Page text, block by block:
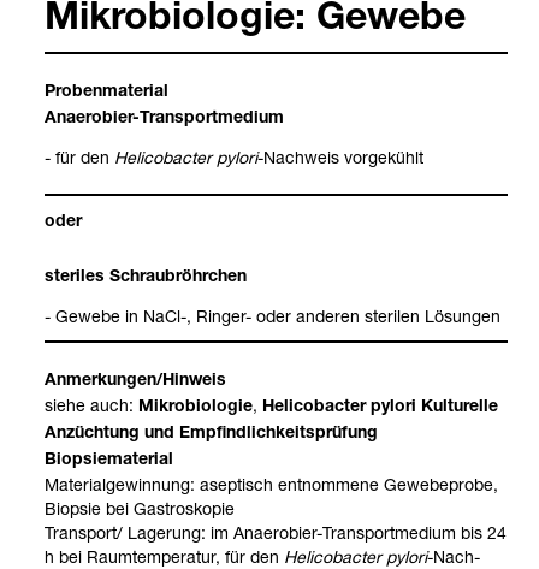
Mikro­bio­lo­gie: Gewebe
Pro­ben­ma­te­rial
Anae­ro­bier-​Trans­port­me­dium
- für den Heli­co­bac­ter pylori-​Nach­weis vor­ge­kühlt
oder
ste­ri­les Schrau­b­röhr­chen
- Gewebe in NaCl-​, Rin­ger-​ oder ande­ren ste­ri­len Lösun­gen
Anmer­kun­gen/Hin­weis
siehe auch: Mikro­bio­lo­gie, Heli­co­bac­ter pylori Kul­tu­relle
Anzüch­tung und Emp­find­lich­keits­prü­fung
Biop­sie­ma­te­rial
Mate­ri­al­ge­win­nung: asep­tisch ent­nom­mene Gewe­be­probe,
Biop­sie bei Gastro­sko­pie
Trans­port/ Lage­rung: im Anae­ro­bier-​Trans­port­me­dium bis 24
h bei Raum­tem­pe­ra­tur, für den Heli­co­bac­ter pylori-​Nach­